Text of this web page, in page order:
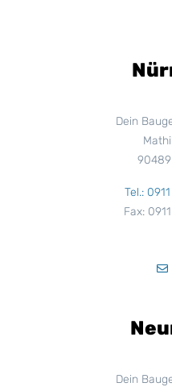
Dein
Tel.:
Fax:
Dein